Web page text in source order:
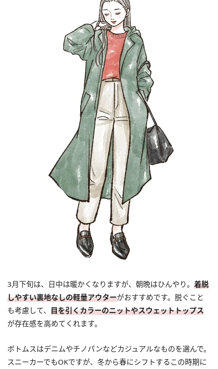
3月下旬は、日中は暖かくなりますが、朝晩はひんやり。 着脱
しやすい裏地なしの軽量アウターがおすすめです。脱ぐこと
も考慮して、 目を引くカラーのニットやスウェットトップス
が存在感を高めてくれます。
ボトムスはデニムやチノパンなどカジュアルなものを選んで。
スニーカーでもOKですが、冬から春にシフトするこの時期に